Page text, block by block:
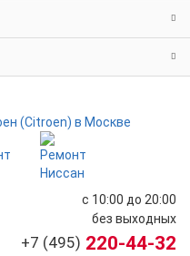
с 10:00 до 20:00
без выходных
+7 (495) 220-44-32